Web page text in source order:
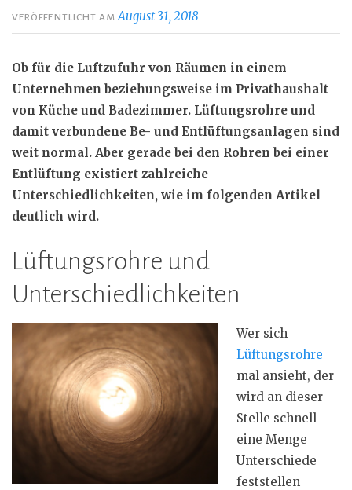
VERÖFFENTLICHT AMAugust 31, 2018
Ob für die Luftzufuhr von Räumen in einem
Unternehmen beziehungsweise im Privathaushalt
von Küche und Badezimmer. Lüftungsrohre und
damit verbundene Be- und Entlüftungsanlagen sind
weit normal. Aber gerade bei den Rohren bei einer
Entlüftung existiert zahlreiche
Unterschiedlichkeiten, wie im folgenden Artikel
deutlich wird.
Lüftungsrohre und
Unterschiedlichkeiten
Wer sich
Lüftungsrohre
mal ansieht, der
wird an dieser
Stelle schnell
eine Menge
Unterschiede
feststellen